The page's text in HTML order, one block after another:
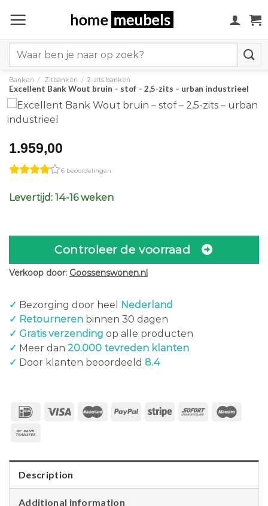
naar
for:
Banken / Zitbanken / 2-zits banken
Excellent Bank Wout bruin – stof – 2,5-zits – urban industrieel
1.959,00
6 beoordelingen
Levertijd: 14-16 weken
Controleer de voorraad
Verkoop door: Goossenswonen.nl
✓ Bezorging door heel
Nederland
✓ Retourneren binnen 30 dagen
✓ Gratis verzending op alle producten
✓ Meer dan 20.000 tevreden klanten
✓ Door klanten beoordeeld 8.4
Description
Additional information